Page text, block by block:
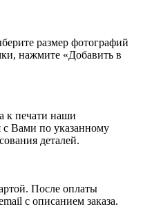
размер фотографий
нажмите «Добавить в
к печати наши
с Вами по указанному
деталей.
После оплаты
с описанием заказа.